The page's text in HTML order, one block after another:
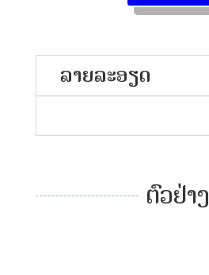
ລາຍລະອຽດ
ຕົວຢ່າງ